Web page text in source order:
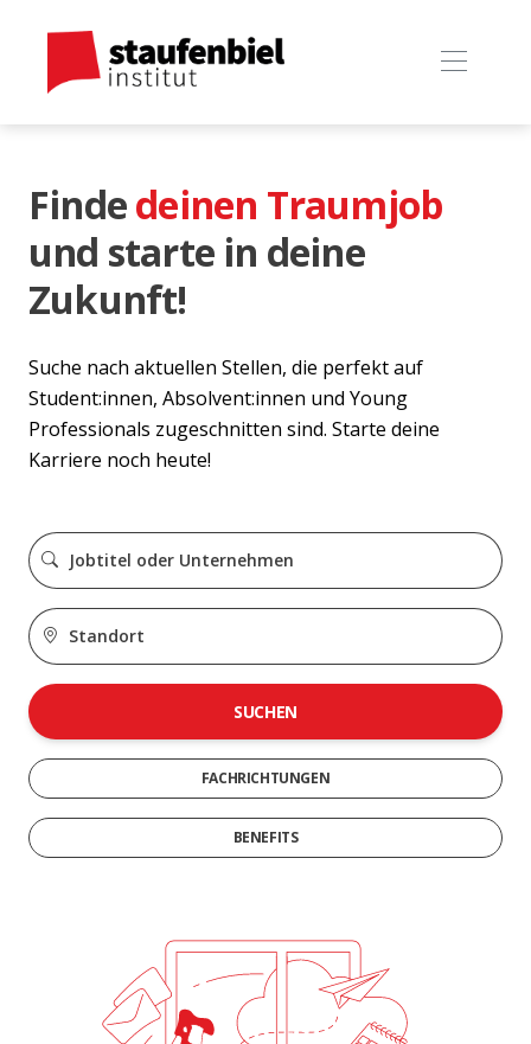
Findedeinen Traumjob
und starte in deine
Zukunft!
Suche nach aktuellen Stellen, die perfekt auf
Student:innen, Absolvent:innen und Young
Professionals zugeschnitten sind. Starte deine
Karriere noch heute!
SUCHEN
FACHRICHTUNGEN
BENEFITS